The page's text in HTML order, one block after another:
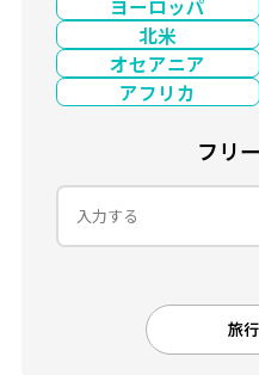
ヨーロッパ
北米
オセアニア
アフリカ
フリ
旅